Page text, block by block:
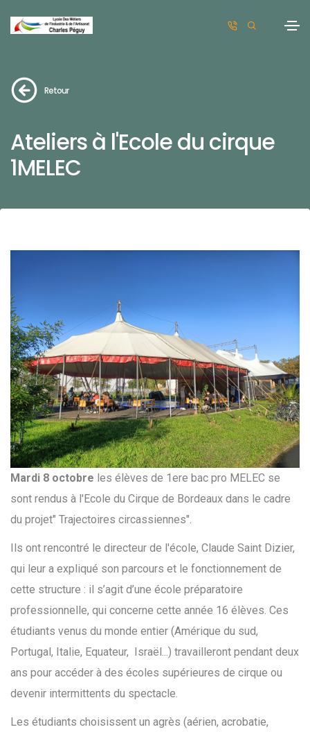
Retour
Ateliers à l'Ecole du cirque
1MELEC
Mardi 8 octobre les élèves de 1ere bac pro MELEC se
sont rendus à l'Ecole du Cirque de Bordeaux dans le cadre
du projet" Trajectoires circassiennes".
Ils ont rencontré le directeur de l'école, Claude Saint Dizier,
qui leur a expliqué son parcours et le fonctionnement de
cette structure : il s’agit d’une école préparatoire
professionnelle, qui concerne cette année 16 élèves. Ces
étudiants venus du monde entier (Amérique du sud,
Portugal, Italie, Equateur, Israël...) travailleront pendant deux
ans pour accéder à des écoles supérieures de cirque ou
devenir intermittents du spectacle.
Les étudiants choisissent un agrès (aérien, acrobatie,